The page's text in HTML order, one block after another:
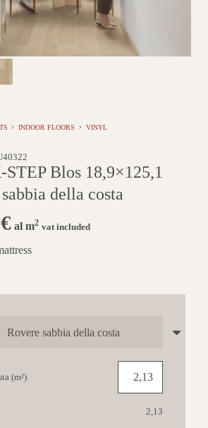
INDOOR FLOORS VINYL
Blos 18,9×125,1
della costa
€ al m2 vat included
(m²)
2,13